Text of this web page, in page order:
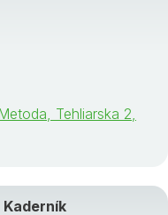
Tehliarska 2,
Kaderník